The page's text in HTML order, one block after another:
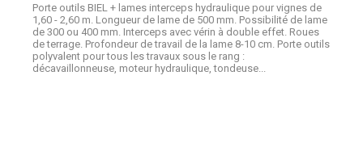
Porte outils BIEL + lames interceps hydraulique pour vignes de
1,60 - 2,60 m. Longueur de lame de 500 mm. Possibilité de lame
de 300 ou 400 mm. Interceps avec vérin à double effet. Roues
de terrage. Profondeur de travail de la lame 8-10 cm. Porte outils
polyvalent pour tous les travaux sous le rang :
décavaillonneuse, moteur hydraulique, tondeuse...